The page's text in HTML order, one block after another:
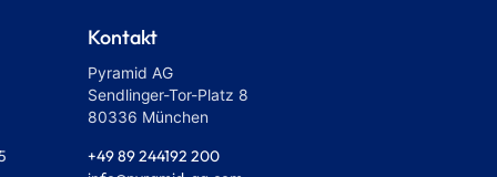
Kontakt
Pyramid AG
Sendlinger-Tor-Platz 8
80336 München
+49 89 244192 200